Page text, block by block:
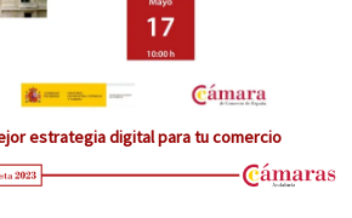
estrategia digital para tu comercio